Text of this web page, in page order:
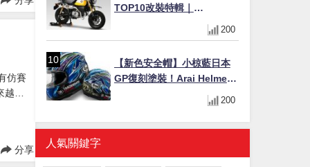
仿賽
多
分享
TOP10改裝特輯｜
YOSHIMURA合法認證排氣
管、OHLINS後避震、OVER
200
【新色安全帽】小椋藍日本
GP復刻塗裝！Arai Helmet
TRACKHOUSE 限量發售
（日本限定）
200
人氣關鍵字